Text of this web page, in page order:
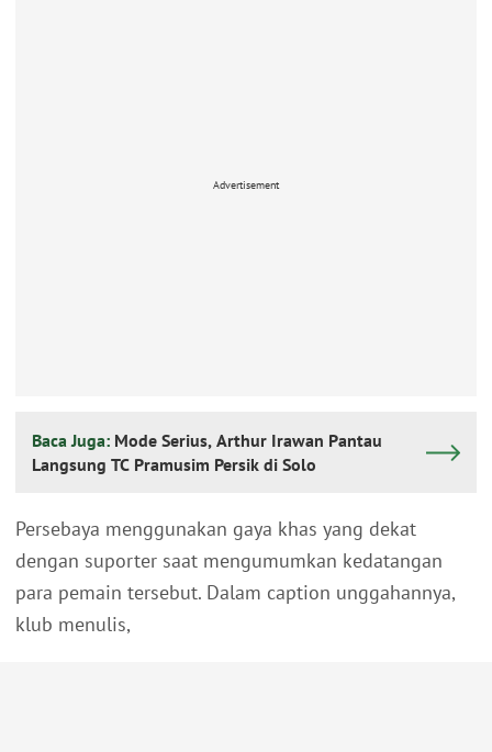
Advertisement
Baca Juga: Mode Serius, Arthur Irawan Pantau
Langsung TC Pramusim Persik di Solo
Persebaya menggunakan gaya khas yang dekat
dengan suporter saat mengumumkan kedatangan
para pemain tersebut. Dalam caption unggahannya,
klub menulis,